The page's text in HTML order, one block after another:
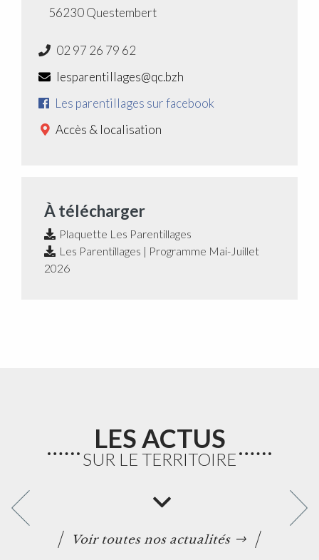
56230 Questembert
02 97 26 79 62
lesparentillages@qc.bzh
Les parentillages sur facebook
Accès & localisation
À télécharger
Plaquette Les Parentillages
Les Parentillages | Programme Mai-Juillet
2026
LES ACTUS
SUR LE TERRITOIRE
Voir toutes nos actualités